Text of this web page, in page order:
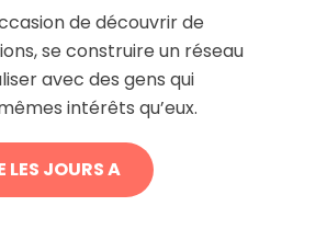
de découvrir de
se construire un réseau
avec des gens qui
intérêts qu’eux.
LES JOURS A